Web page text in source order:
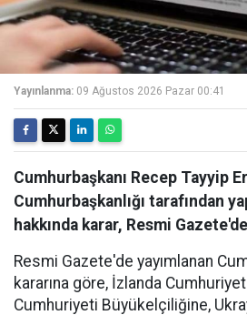
Yayınlanma: 09 Ağustos 2026 Pazar 00:41
Cumhurbaşkanı Recep Tayyip
Cumhurbaşkanlığı tarafından
hakkında karar, Resmi
Resmi Gazete'de yayımlanan
kararına göre, İzlanda
Cumhuriyeti Büyükelçiliğine,